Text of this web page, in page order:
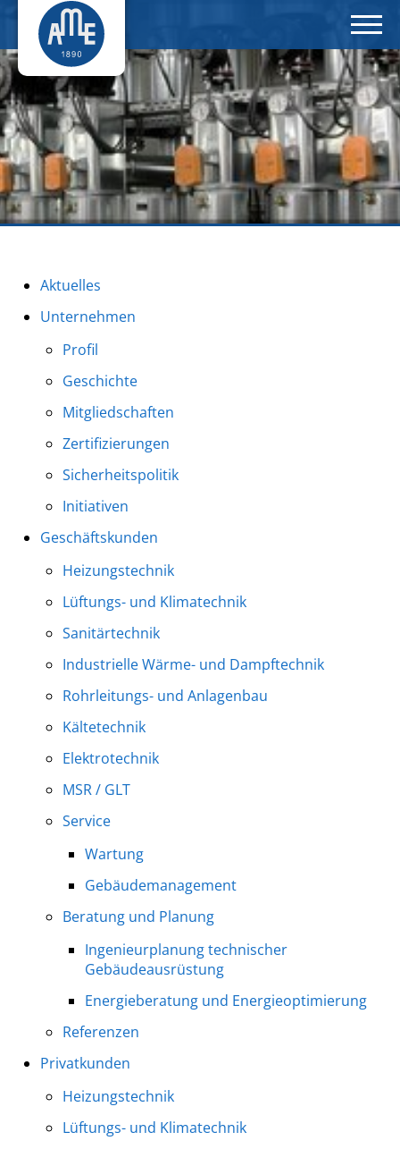
Aktuelles
Unternehmen
Profil
Geschichte
Mitgliedschaften
Zertifizierungen
Sicherheitspolitik
Initiativen
Geschäftskunden
Heizungstechnik
Lüftungs- und Klimatechnik
Sanitärtechnik
Industrielle Wärme- und Dampftechnik
Rohrleitungs- und Anlagenbau
Kältetechnik
Elektrotechnik
MSR / GLT
Service
Wartung
Gebäudemanagement
Beratung und Planung
Ingenieurplanung technischer
Gebäudeausrüstung
Energieberatung und Energieoptimierung
Referenzen
Privatkunden
Heizungstechnik
Lüftungs- und Klimatechnik